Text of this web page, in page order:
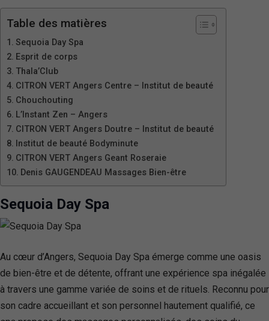
Table des matières
Sequoia Day Spa
Esprit de corps
Thala’Club
CITRON VERT Angers Centre – Institut de beauté
Chouchouting
L’Instant Zen – Angers
CITRON VERT Angers Doutre – Institut de beauté
Institut de beauté Bodyminute
CITRON VERT Angers Geant Roseraie
Denis GAUGENDEAU Massages Bien-être
Sequoia Day Spa
Au cœur d’Angers, Sequoia Day Spa émerge comme une oasis
de bien-être et de détente, offrant une expérience spa inégalée
à travers une gamme variée de soins et de rituels. Reconnu pour
son cadre accueillant et son personnel hautement qualifié, ce